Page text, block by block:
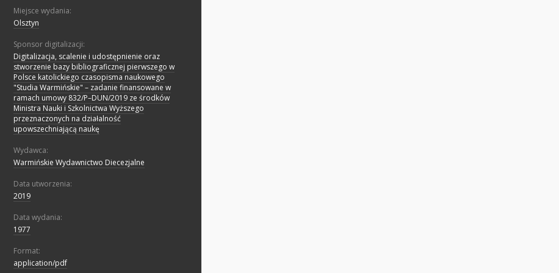
Miejsce wydania:
Olsztyn
Sponsor digitalizacji:
Digitalizacja, scalenie i udostępnienie oraz
stworzenie bazy bibliograficznej pierwszego w
Polsce katolickiego czasopisma naukowego
"Studia Warmińskie" – zadanie finansowane w
ramach umowy 832/P–DUN/2019 ze środków
Ministra Nauki i Szkolnictwa Wyższego
przeznaczonych na działalność
upowszechniającą naukę
Wydawca:
Warmińskie Wydawnictwo Diecezjalne
Data utworzenia:
2019
Data wydania:
1977
Format:
application/pdf